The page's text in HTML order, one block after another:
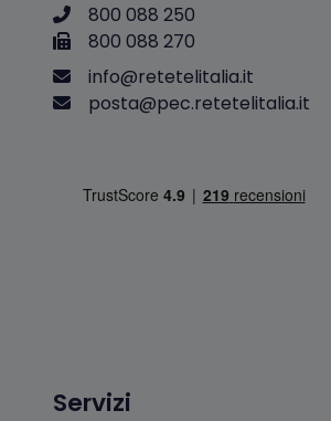
800 088 250
800 088 270
info@retetelitalia.it
posta@pec.retetelitalia.it
Servizi